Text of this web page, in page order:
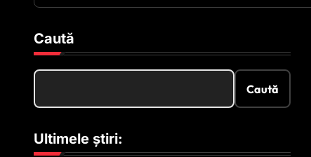
Caută
Caută
Ultimele știri: